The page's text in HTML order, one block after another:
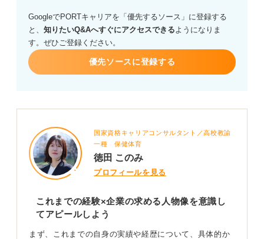
GoogleでPORTキャリアを「優先するソース」に登録する
と、 知りたいQ&Aへすぐにアクセスできるようになりま
す。ぜひご登録ください。
優先ソースに登録する
国家資格キャリアコンサルタント／高校教諭
一種 保健体育
徳田 このみ
プロフィールを見る
これまでの経験×企業の求める人物像を意識し
てアピールしよう
まず、これまでの自身の実績や経歴について、具体的か